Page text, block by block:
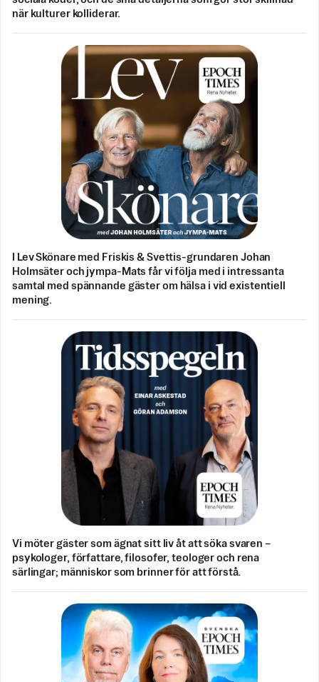
när kulturer kolliderar.
I Lev Skönare med Friskis & Svettis-grundaren Johan
Holmsäter och jympa-Mats får vi följa med i intressanta
samtal med spännande gäster om hälsa i vid existentiell
mening.
Vi möter gäster som ägnat sitt liv åt att söka svaren –
psykologer, författare, filosofer, teologer och rena
särlingar; människor som brinner för att förstå.